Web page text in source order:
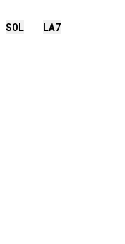
SOL LA7